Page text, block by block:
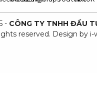
- CÔNG TY TNHH ĐẦU
reserved. Design by i-